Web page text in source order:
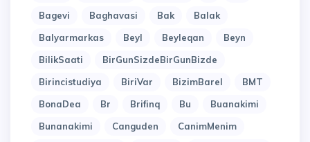
Bagevi
Baghavasi Bak
Balak
Balyarmarkas
Beyl Beyleqan
Beyn
BilikSaati
BirGunSizdeBirGunBizde
Birincistudiya
BiriVar BizimBarel
BMT
BonaDea
Br Brifinq Bu
Buanakimi
Bunanakimi
Canguden
CanimMenim